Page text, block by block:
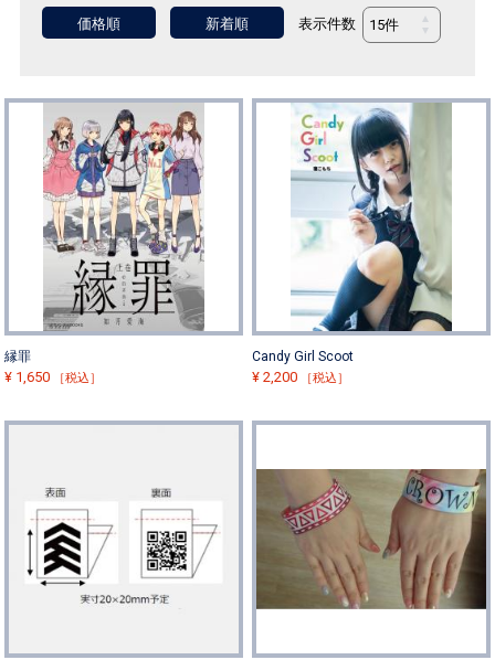
価格順 新着順 表示件数
縁罪
¥ 1,650 ［税込］
Candy Girl Scoot
¥2,200 ［税込］